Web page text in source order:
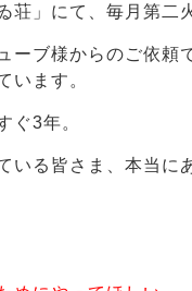
荘」にて、毎月第二
ーブ様からのご依頼
います。
ぐ3年。
いる皆さま、本当に